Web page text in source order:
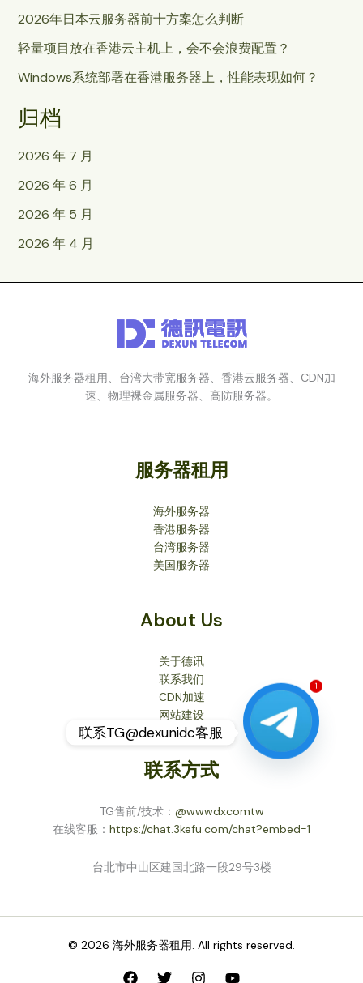
2026年日本云服务器前十方案怎么判断
轻量项目放在香港云主机上，会不会浪费配置？
Windows系统部署在香港服务器上，性能表现如何？
归档
2026 年 7 月
2026 年 6 月
2026 年 5 月
2026 年 4 月
海外服务器租用、台湾大带宽服务器、香港云服务器、CDN加
速、物理裸金属服务器、高防服务器。
服务器租用
海外服务器
香港服务器
台湾服务器
美国服务器
About Us
关于德讯
联系我们
CDN加速
网站建设
联系方式
TG售前/技术： @wwwdxcomtw
在线客服： https://chat.3kefu.com/chat?embed=1
台北市中山区建国北路一段29号3楼
© 2026 海外服务器租用. All rights reserved.
联系TG@dexunidc客服